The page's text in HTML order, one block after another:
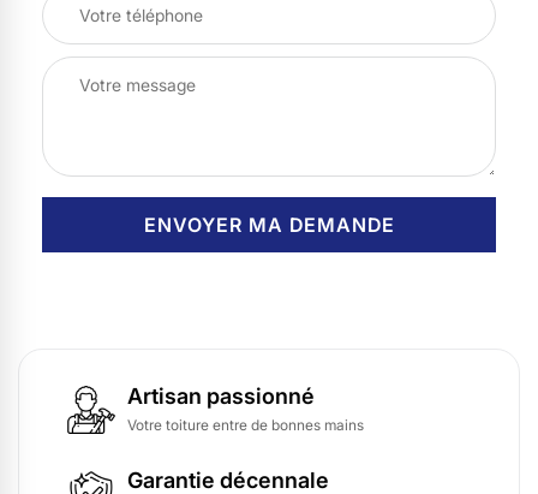
Artisan passionné
Votre toiture entre de bonnes mains
Garantie décennale